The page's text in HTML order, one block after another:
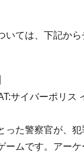
いては、下記から
サイバーポリス
った警察官が、
ームです。アー